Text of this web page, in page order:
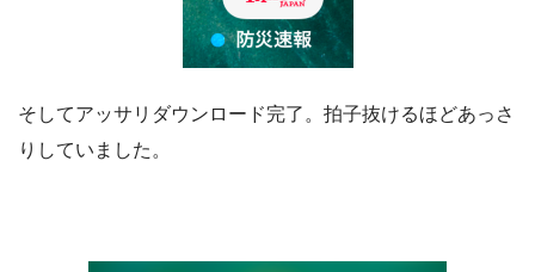
そしてアッサリダウンロード完了。拍子抜けるほどあっさ
りしていました。